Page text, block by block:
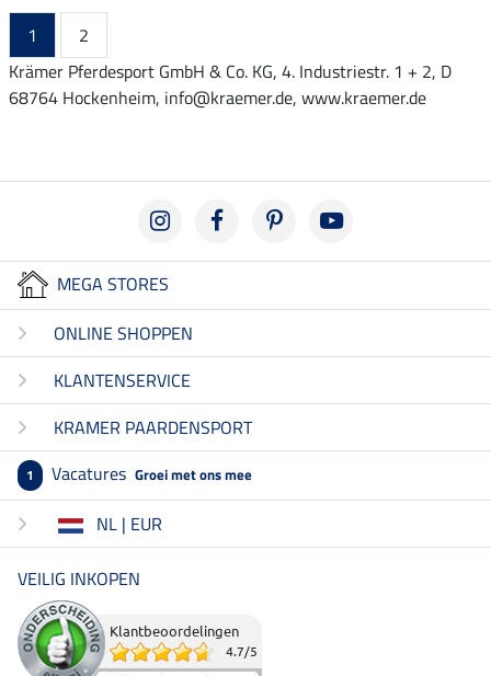
1
2
Krämer Pferdesport GmbH & Co. KG, 4. Industriestr. 1 + 2, D
68764 Hockenheim, info@kraemer.de, www.kraemer.de
MEGA STORES
ONLINE SHOPPEN
KLANTENSERVICE
KRAMER PAARDENSPORT
1 Vacatures Groei met ons mee
NL | EUR
VEILIG INKOPEN
Klantbeoordelingen
4.7/5